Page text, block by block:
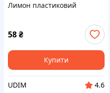
Лимон пластиковий
58₴
Купити
UDIM
4.6